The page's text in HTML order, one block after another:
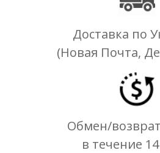
Доставка по
(Новая Почта,
Обмен/
в течение